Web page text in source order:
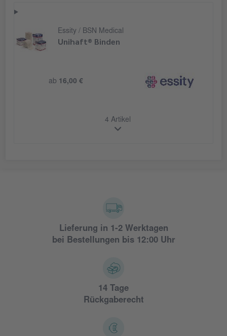
Essity / BSN Medical
Unihaft® Binden
ab 16,00 €
4 Artikel
Lieferung in 1-2 Werktagen
bei Bestellungen bis 12:00 Uhr
14 Tage
Rückgaberecht